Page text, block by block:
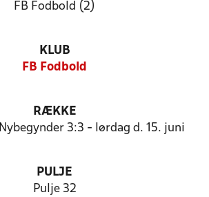
FB Fodbold (2)
KLUB
FB Fodbold
RÆKKE
3:3 - lørdag d. 15. juni
PULJE
Pulje 32